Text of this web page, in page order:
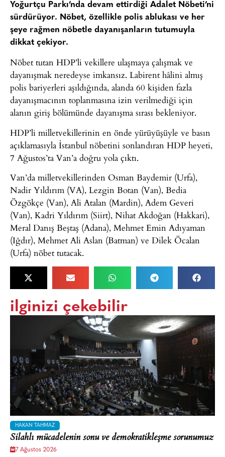
Yoğurtçu Parkı’nda devam ettirdiği Adalet Nöbeti’ni
sürdürüyor. Nöbet, özellikle polis ablukası ve her
şeye rağmen nöbetle dayanışanların tutumuyla
dikkat çekiyor.
Nöbet tutan HDP’li vekillere ulaşmaya çalışmak ve
dayanışmak neredeyse imkansız. Labirent hâlini almış
polis bariyerleri aşıldığında, alanda 60 kişiden fazla
dayanışmacının toplanmasına izin verilmediği için
alanın giriş bölümünde dayanışma sırası bekleniyor.
HDP’li milletvekillerinin en önde yürüyüşüyle ve basın
açıklamasıyla İstanbul nöbetini sonlandıran HDP heyeti,
7 Ağustos’ta Van’a doğru yola çıktı.
Van’da milletvekillerinden Osman Baydemir (Urfa),
Nadir Yıldırım (VA), Lezgin Botan (Van), Bedia
Özgökçe (Van), Ali Atalan (Mardin), Adem Geveri
(Van), Kadri Yıldırım (Siirt), Nihat Akdoğan (Hakkari),
Meral Danış Beştaş (Adana), Mehmet Emin Adıyaman
(Iğdır), Mehmet Ali Aslan (Batman) ve Dilek Öcalan
(Urfa) nöbet tutacak.
ilginizi çekebilir
HAKAN TAHMAZ
Silahlı mücadelenin sonu ve demokratikleşme sorunumuz
7 Ağustos 2026